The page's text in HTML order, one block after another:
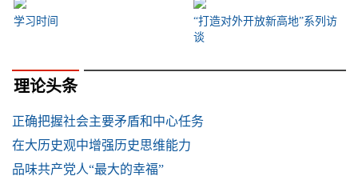
学习时间
“打造对外开放新高地”系列访
谈
理论头条
正确把握社会主要矛盾和中心任务
在大历史观中增强历史思维能力
品味共产党人“最大的幸福”